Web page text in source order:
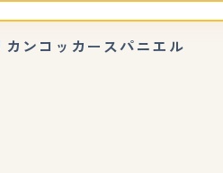
カンコッカースパニエル